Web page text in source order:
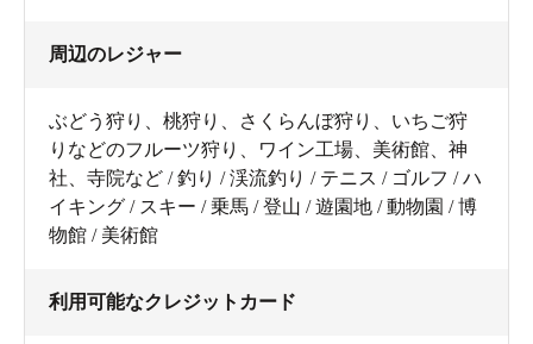
周辺のレジャー
ぶどう狩り、桃狩り、さくらんぼ狩り、いちご狩
りなどのフルーツ狩り、ワイン工場、美術館、神
社、寺院など / 釣り / 渓流釣り / テニス / ゴルフ / ハ
イキング / スキー / 乗馬 / 登山 / 遊園地 / 動物園 / 博
物館 / 美術館
利用可能なクレジットカード